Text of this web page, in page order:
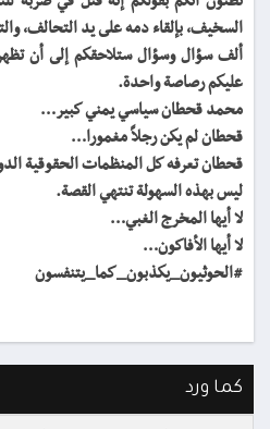
السخيف، بإلقاء دمه على يد التحالف،
ألف سؤال وسؤال ستلاحقكم إلى أن
عليكم رصاصة واحدة.
محمد قحطان سياسي يمني كبير…
قحطان لم يكن رجلاً مغمورا…
قحطان تعرفه كل المنظمات الحقوقية
ليس بهذه السهولة تنتهي القصة.
لا أيها المخرج الغبي…
لا أيها الأفاكون…
#الحوثيون_يكذبون_كما_يتنفسون
كما ورد